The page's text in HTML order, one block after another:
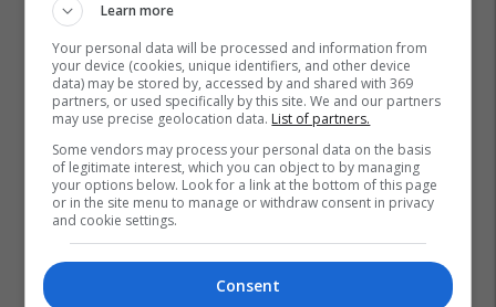
Learn more
Your personal data will be processed and information from
your device (cookies, unique identifiers, and other device
data) may be stored by, accessed by and shared with 369
partners, or used specifically by this site. We and our partners
may use precise geolocation data. List of partners.
Some vendors may process your personal data on the basis
of legitimate interest, which you can object to by managing
your options below. Look for a link at the bottom of this page
or in the site menu to manage or withdraw consent in privacy
and cookie settings.
Consent